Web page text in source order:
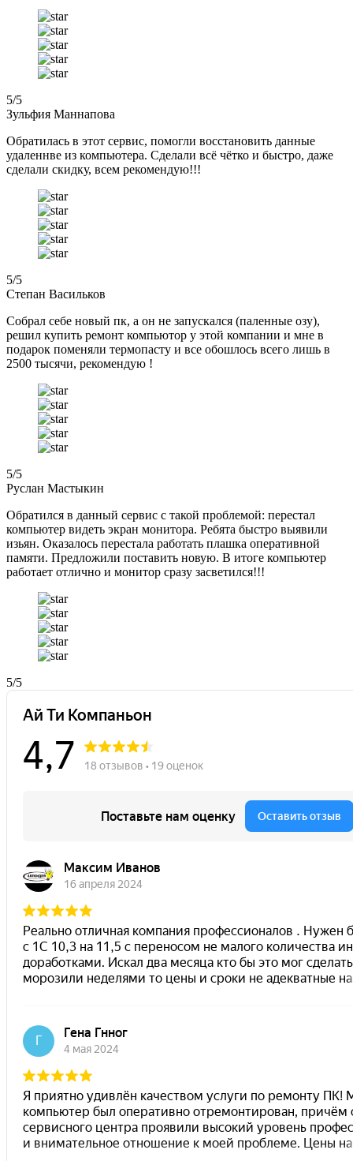
5/5
Зульфия Маннапова
Обратилась в этот сервис, помогли восстановить данные
удаленнве из компьютера. Сделали всё чётко и быстро, даже
сделали скидку, всем рекомендую!!!
5/5
Степан Васильков
Собрал себе новый пк, а он не запускался (паленные озу),
решил купить ремонт компьютор у этой компании и мне в
подарок поменяли термопасту и все обошлось всего лишь в
2500 тысячи, рекомендую !
5/5
Руслан Мастыкин
Обратился в данный сервис с такой проблемой: перестал
компьютер видеть экран монитора. Ребята быстро выявили
изьян. Оказалось перестала работать плашка оперативной
памяти. Предложили поставить новую. В итоге компьютер
работает отлично и монитор сразу засветился!!!
5/5